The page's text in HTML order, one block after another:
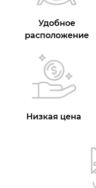
Удобное
расположение
Низкая цена